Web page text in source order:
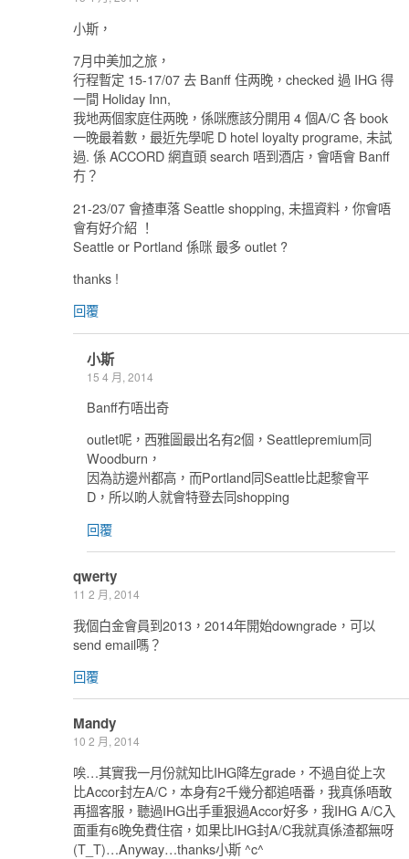
小斯，
7月中美加之旅，
行程暫定 15-17/07 去 Banff 住两晚，checked 過 IHG 得
一間 Holiday Inn,
我地两個家庭住两晚，係咪應該分開用 4 個A/C 各 book
一晚最着數，最近先學呢 D hotel loyalty programe, 未試
過. 係 ACCORD 網直頭 search 唔到酒店，會唔會 Banff
冇？
21-23/07 會揸車落 Seattle shopping, 未搵資料，你會唔
會有好介紹 ！
Seattle or Portland 係咪 最多 outlet ?
thanks !
回覆
小斯
15 4 月, 2014
Banff冇唔出奇
outlet呢，西雅圖最出名有2個，Seattlepremium同
Woodburn，
因為訪邊州都高，而Portland同Seattle比起黎會平
D，所以啲人就會特登去同shopping
回覆
qwerty
11 2 月, 2014
我個白金會員到2013，2014年開始downgrade，可以
send email嗎？
回覆
Mandy
10 2 月, 2014
唉…其實我一月份就知比IHG降左grade，不過自從上次
比Accor封左A/C，本身有2千幾分都追唔番，我真係唔敢
再搵客服，聽過IHG出手重狠過Accor好多，我IHG A/C入
面重有6晚免費住宿，如果比IHG封A/C我就真係渣都無呀
(T_T)…Anyway…thanks小斯 ^c^